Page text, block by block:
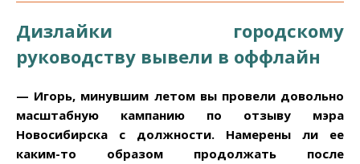
Дизлайки городскому
руководству вывели в оффлайн
— Игорь, минувшим летом вы провели довольно
масштабную кампанию по отзыву мэра
Новосибирска с должности. Намерены ли ее
каким-то образом продолжать после